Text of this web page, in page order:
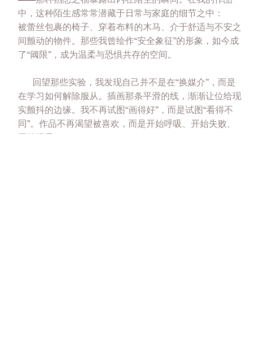
中，这种陌生感常常潜藏于日常与家庭的细节之中：
被蕾丝包裹的椅子、穿着布料的木马、介于舒适与不安之
间颤动的物件。那些我曾绘作“安全象征”的形象，如今成
了“阈限”，成为温柔与恐惧共存的空间。
回望那些实验，我发现自己并不是在“换媒介”，而是
在学习如何解除服从。插画那条平滑的线，渐渐让位给现
实颤抖的边缘。我不再试图“画得好”，而是试图“看得不
同”。作品不再渴望被喜欢，而是开始呼吸、开始失败、
开始揭露。